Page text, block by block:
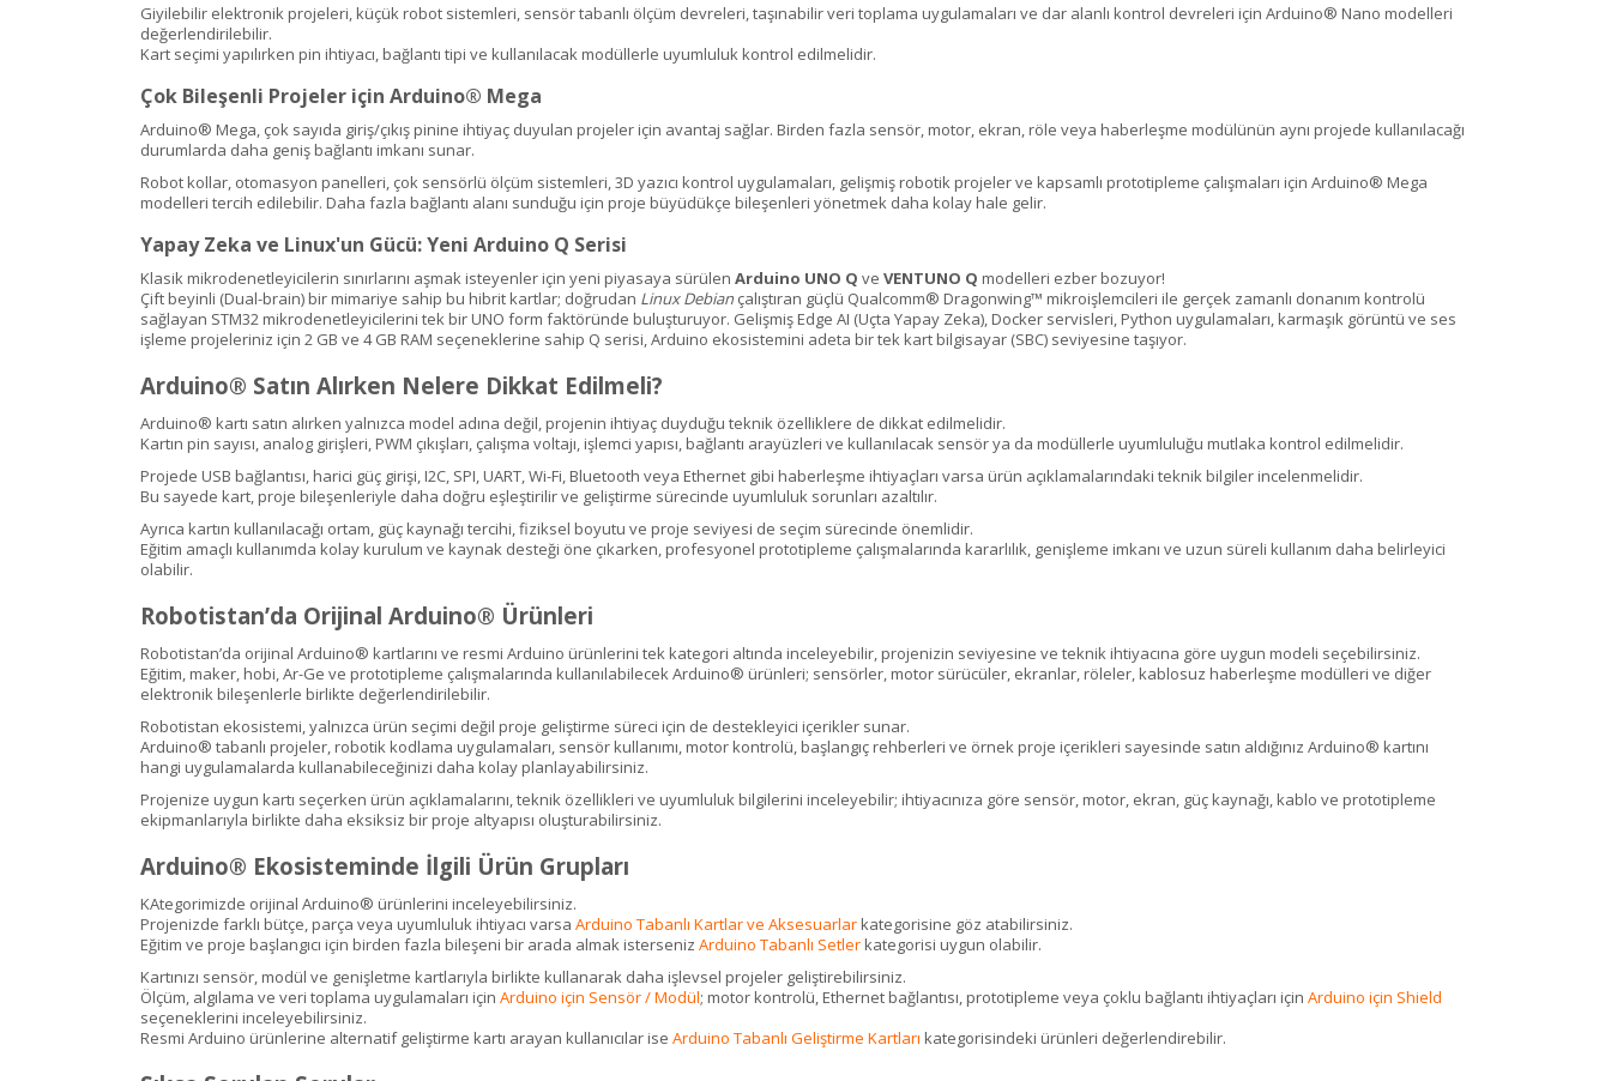
Giyilebilir elektronik projeleri, küçük robot sistemleri, sensör tabanlı ölçüm devreleri, taşınabilir veri toplama uygulamaları ve dar alanlı kontrol devreleri için Arduino® Nano modelleri
değerlendirilebilir.
Kart seçimi yapılırken pin ihtiyacı, bağlantı tipi ve kullanılacak modüllerle uyumluluk kontrol edilmelidir.
Çok Bileşenli Projeler için Arduino® Mega
Arduino® Mega, çok sayıda giriş/çıkış pinine ihtiyaç duyulan projeler için avantaj sağlar. Birden fazla sensör, motor, ekran, röle veya haberleşme modülünün aynı projede kullanılacağı
durumlarda daha geniş bağlantı imkanı sunar.
Robot kollar, otomasyon panelleri, çok sensörlü ölçüm sistemleri, 3D yazıcı kontrol uygulamaları, gelişmiş robotik projeler ve kapsamlı prototipleme çalışmaları için Arduino® Mega
modelleri tercih edilebilir. Daha fazla bağlantı alanı sunduğu için proje büyüdükçe bileşenleri yönetmek daha kolay hale gelir.
Yapay Zeka ve Linux'un Gücü: Yeni Arduino Q Serisi
Klasik mikrodenetleyicilerin sınırlarını aşmak isteyenler için yeni piyasaya sürülen Arduino UNO Q ve VENTUNO Q modelleri ezber bozuyor!
Çift beyinli (Dual-brain) bir mimariye sahip bu hibrit kartlar; doğrudan Linux Debian çalıştıran güçlü Qualcomm® Dragonwing™ mikroişlemcileri ile gerçek zamanlı donanım kontrolü
sağlayan STM32 mikrodenetleyicilerini tek bir UNO form faktöründe buluşturuyor. Gelişmiş Edge AI (Uçta Yapay Zeka), Docker servisleri, Python uygulamaları, karmaşık görüntü ve ses
işleme projeleriniz için 2 GB ve 4 GB RAM seçeneklerine sahip Q serisi, Arduino ekosistemini adeta bir tek kart bilgisayar (SBC) seviyesine taşıyor.
Arduino® Satın Alırken Nelere Dikkat Edilmeli?
Arduino® kartı satın alırken yalnızca model adına değil, projenin ihtiyaç duyduğu teknik özelliklere de dikkat edilmelidir.
Kartın pin sayısı, analog girişleri, PWM çıkışları, çalışma voltajı, işlemci yapısı, bağlantı arayüzleri ve kullanılacak sensör ya da modüllerle uyumluluğu mutlaka kontrol edilmelidir.
Projede USB bağlantısı, harici güç girişi, I2C, SPI, UART, Wi-Fi, Bluetooth veya Ethernet gibi haberleşme ihtiyaçları varsa ürün açıklamalarındaki teknik bilgiler incelenmelidir.
Bu sayede kart, proje bileşenleriyle daha doğru eşleştirilir ve geliştirme sürecinde uyumluluk sorunları azaltılır.
Ayrıca kartın kullanılacağı ortam, güç kaynağı tercihi, fiziksel boyutu ve proje seviyesi de seçim sürecinde önemlidir.
Eğitim amaçlı kullanımda kolay kurulum ve kaynak desteği öne çıkarken, profesyonel prototipleme çalışmalarında kararlılık, genişleme imkanı ve uzun süreli kullanım daha belirleyici
olabilir.
Robotistan’da Orijinal Arduino® Ürünleri
Robotistan’da orijinal Arduino® kartlarını ve resmi Arduino ürünlerini tek kategori altında inceleyebilir, projenizin seviyesine ve teknik ihtiyacına göre uygun modeli seçebilirsiniz.
Eğitim, maker, hobi, Ar-Ge ve prototipleme çalışmalarında kullanılabilecek Arduino® ürünleri; sensörler, motor sürücüler, ekranlar, röleler, kablosuz haberleşme modülleri ve diğer
elektronik bileşenlerle birlikte değerlendirilebilir.
Robotistan ekosistemi, yalnızca ürün seçimi değil proje geliştirme süreci için de destekleyici içerikler sunar.
Arduino® tabanlı projeler, robotik kodlama uygulamaları, sensör kullanımı, motor kontrolü, başlangıç rehberleri ve örnek proje içerikleri sayesinde satın aldığınız Arduino® kartını
hangi uygulamalarda kullanabileceğinizi daha kolay planlayabilirsiniz.
Projenize uygun kartı seçerken ürün açıklamalarını, teknik özellikleri ve uyumluluk bilgilerini inceleyebilir; ihtiyacınıza göre sensör, motor, ekran, güç kaynağı, kablo ve prototipleme
ekipmanlarıyla birlikte daha eksiksiz bir proje altyapısı oluşturabilirsiniz.
Arduino® Ekosisteminde İlgili Ürün Grupları
KAtegorimizde orijinal Arduino® ürünlerini inceleyebilirsiniz.
Projenizde farklı bütçe, parça veya uyumluluk ihtiyacı varsa Arduino Tabanlı Kartlar ve Aksesuarlarkategorisine göz atabilirsiniz.
Eğitim ve proje başlangıcı için birden fazla bileşeni bir arada almak isterseniz Arduino Tabanlı Setlerkategorisi uygun olabilir.
Kartınızı sensör, modül ve genişletme kartlarıyla birlikte kullanarak daha işlevsel projeler geliştirebilirsiniz.
Ölçüm, algılama ve veri toplama uygulamaları için Arduino için Sensör / Modül; motor kontrolü, Ethernet bağlantısı, prototipleme veya çoklu bağlantı ihtiyaçları için Arduino için Shield
seçeneklerini inceleyebilirsiniz.
Resmi Arduino ürünlerine alternatif geliştirme kartı arayan kullanıcılar ise Arduino Tabanlı Geliştirme Kartları kategorisindeki ürünleri değerlendirebilir.